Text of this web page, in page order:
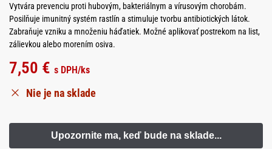
Vytvára prevenciu proti hubovým, bakteriálnym a vírusovým chorobám.
Posilňuje imunitný systém rastlín a stimuluje tvorbu antibiotických látok.
Zabraňuje vzniku a množeniu háďatiek. Možné aplikovať postrekom na list,
zálievkou alebo morením osiva.
7,50 € s DPH/ks
Nie je na sklade